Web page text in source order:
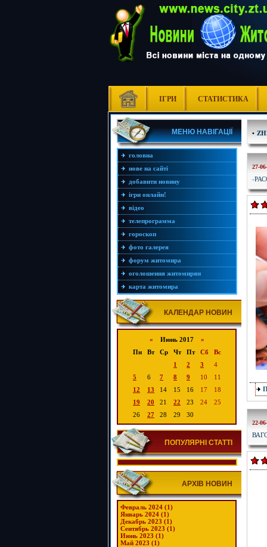
ІГРИ СТАТИСТИКА
МЕНЮ НАВІГАЦІЇ
головна
нове на сайті
добавити новину
ігри онлайн!
відео
телепрограмма
гороскоп
фото галерея
форум житомира
оголошення житомирян
карта житомира
КАЛЕНДАР НОВИН
« Июнь 2017 »
Пн
Вт Ср Чт Пт Сб
Вс
1
2 3
4
5
6 7 8 9 10
11
12
13 14 15 16 17
18
19
20 21 22 23 24
25
26
27 28 29 30
ПОПУЛЯРНІ СТАТТІ
АРХІВ НОВИН
Февраль 2024 (1)
Январь 2024 (1)
Декабрь 2023 (1)
Сентябрь 2023 (1)
Июнь 2023 (1)
Май 2023 (1)
•
27-
-
22-